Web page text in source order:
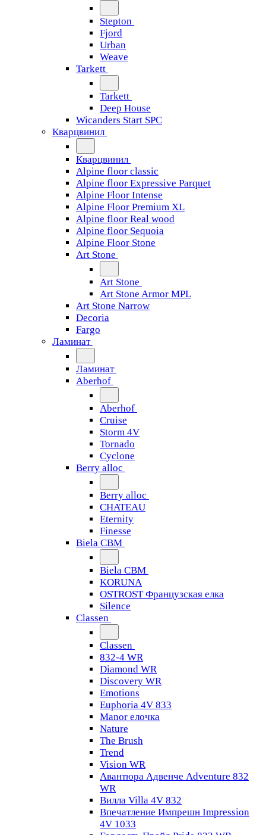
Stepton
Fjord
Urban
Weave
Tarkett
Tarkett
Deep House
Wicanders Start SPC
Кварцвинил
Кварцвинил
Alpine floor classic
Alpine floor Expressive Parquet
Alpine Floor Intense
Alpine Floor Premium XL
Alpine floor Real wood
Alpine floor Sequoia
Alpine Floor Stone
Art Stone
Art Stone
Art Stone Armor MPL
Art Stone Narrow
Decoria
Fargo
Ламинат
Ламинат
Aberhof
Aberhof
Cruise
Storm 4V
Tornado
Сyclone
Berry alloc
Berry alloc
CHATEAU
Eternity
Finesse
Biela CBM
Biela CBM
KORUNA
OSTROST Французская елка
Silence
Classen
Classen
832-4 WR
Diamond WR
Discovery WR
Emotions
Euphoria 4V 833
Manor елочка
Nature
The Brush
Trend
Vision WR
Авантюра Адвенче Adventure 832
WR
Вилла Villa 4V 832
Впечатление Импрешн Impression
4V 1033